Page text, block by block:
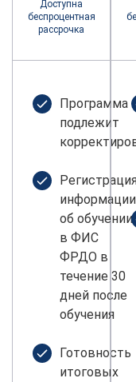
Доступна
беспроцентная
рассрочка
Программа
подлежит
информации
об обучении
в ФИС
ФРДО в
течение 30
дней после
обучения
Готовность
итоговых